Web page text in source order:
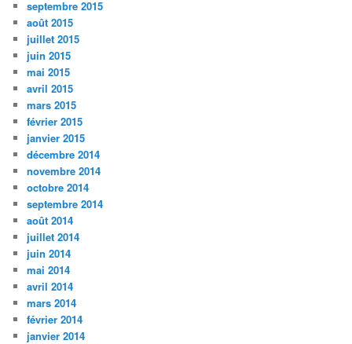
septembre 2015
août 2015
juillet 2015
juin 2015
mai 2015
avril 2015
mars 2015
février 2015
janvier 2015
décembre 2014
novembre 2014
octobre 2014
septembre 2014
août 2014
juillet 2014
juin 2014
mai 2014
avril 2014
mars 2014
février 2014
janvier 2014